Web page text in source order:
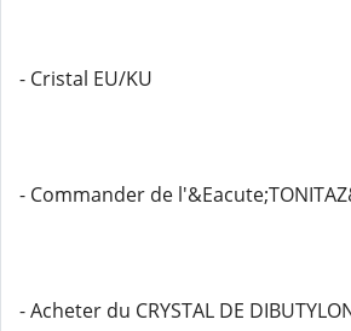
- Cristal EU/KU
- Commander de
- Acheter du CRYSTAL DE